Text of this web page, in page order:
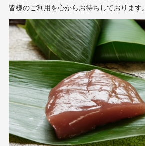
皆様のご利用を心からお待ちしております。